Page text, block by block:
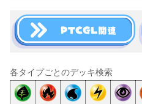
各タイプごとのデッキ検索